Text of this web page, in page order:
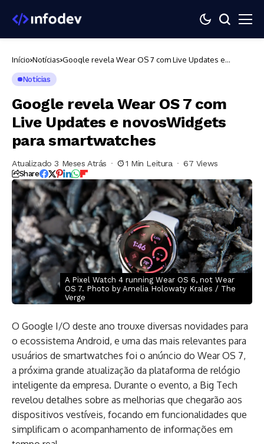
Início Notícias Google revela Wear OS 7 com Live Updates e
Notícias
Google revela Wear OS 7 com
Live Updates e novosWidgets
para smartwatches
Atualizado 3 Meses Atrás 1 Min Leitura 67 Views
Share
A Pixel Watch 4 running Wear OS 6, not Wear
OS 7. Photo by Amelia Holowaty Krales / The
Verge
O Google I/O deste ano trouxe diversas novidades para
o ecossistema Android, e uma das mais relevantes para
usuários de smartwatches foi o anúncio do Wear OS 7,
a próxima grande atualização da plataforma de relógio
inteligente da empresa. Durante o evento, a Big Tech
revelou detalhes sobre as melhorias que chegarão aos
dispositivos vestíveis, focando em funcionalidades que
simplificam o acompanhamento de informações em